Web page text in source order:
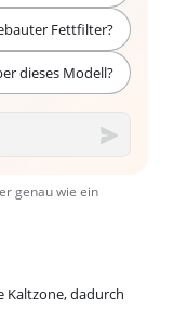
Fettfilter?
dieses Modell?
genau wie ein
Kaltzone, dadurch